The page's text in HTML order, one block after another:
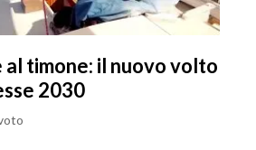
al timone: il nuovo volto
2030